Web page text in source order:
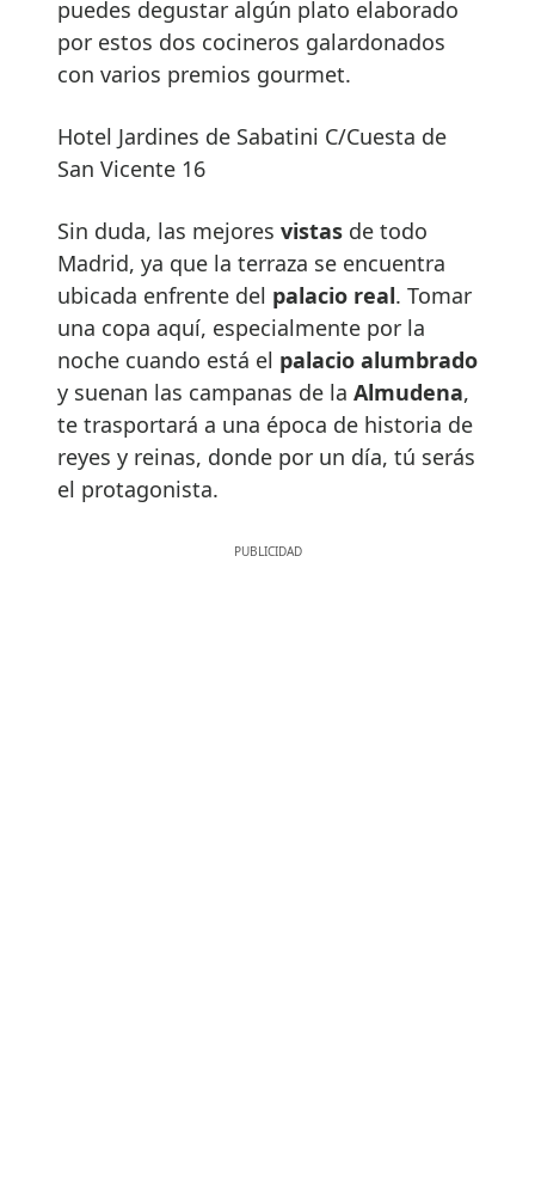
puedes degustar algún plato elaborado
por estos dos cocineros galardonados
con varios premios gourmet.
Hotel Jardines de Sabatini C/Cuesta de
San Vicente 16
Sin duda, las mejores vistas de todo
Madrid, ya que la terraza se encuentra
ubicada enfrente del palacio real. Tomar
una copa aquí, especialmente por la
noche cuando está el palacio alumbrado
y suenan las campanas de la Almudena,
te trasportará a una época de historia de
reyes y reinas, donde por un día, tú serás
el protagonista.